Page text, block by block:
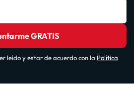
GRATIS
leído y estar de acuerdo con la Política